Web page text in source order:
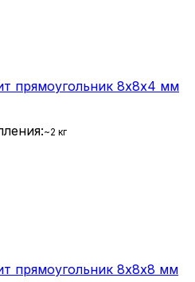
прямоугольник 8х8х4 мм
~2 кг
прямоугольник 8х8х8 мм